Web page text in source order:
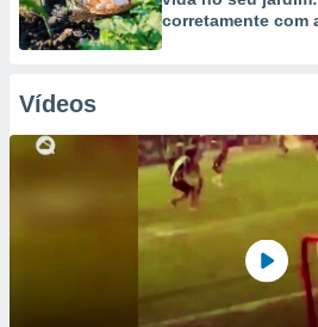
corretamente com
Vídeos